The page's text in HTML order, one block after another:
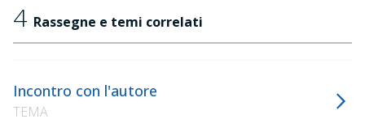
4 Rassegne e temi correlati
Incontro con l'autore
TEMA